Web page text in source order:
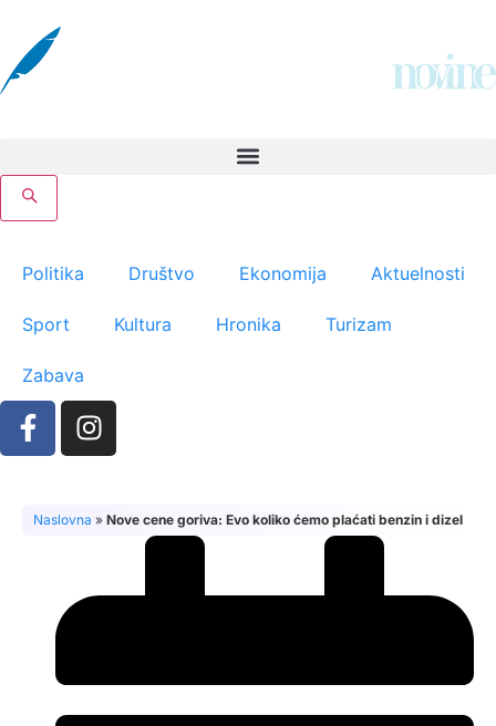
Politika Društvo Ekonomija Aktuelnosti
Sport Kultura Hronika Turizam
Zabava
Naslovna » Nove cene goriva: Evo koliko ćemo plaćati benzin i dizel